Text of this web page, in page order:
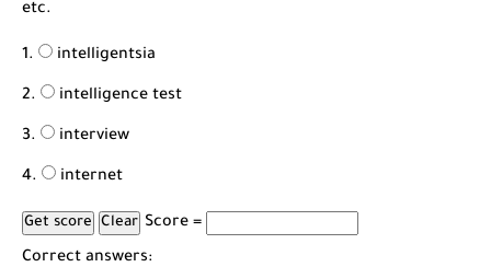
etc.
intelligentsia
intelligence test
interview
internet
Score =
Correct answers: